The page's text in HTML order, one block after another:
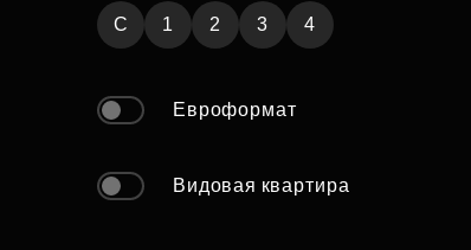
C 1 2 3 4
Евроформат
Видовая квартира